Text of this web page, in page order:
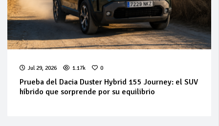
Jul 29, 2026 1.17k 0
Prueba del Dacia Duster Hybrid 155 Journey: el SUV
híbrido que sorprende por su equilibrio